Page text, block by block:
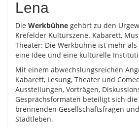
Lena
Die Werkbühne gehört zu den
Krefelder Kulturszene. Kabarett,
Theater: Die Werkbühne ist mehr
eine Idee und eine kulturelle
Mit einem abwechslungsreichen
Kabarett, Lesung, Theater und
Ausstellungen, Vorträgen,
Gesprächsformaten beteiligt sich
brennenden Gesellschaftsfragen
Stadtleben.